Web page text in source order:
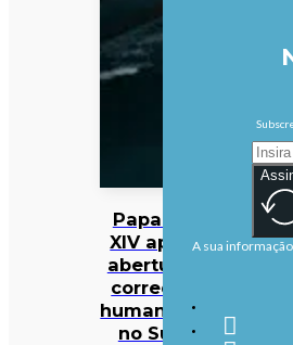
Papa Leão
XIV apela à
abertura de
corredores
humanitários
no Sudão
A sua